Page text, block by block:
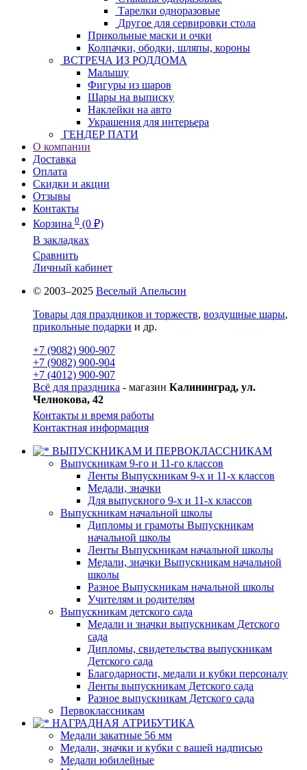
Тарелки одноразовые
Другое для сервировки стола
Прикольные маски и очки
Колпачки, ободки, шляпы, короны
ВСТРЕЧА ИЗ РОДДОМА
Малышу
Фигуры из шаров
Шары на выписку
Наклейки на авто
Украшения для интерьера
ГЕНДЕР ПАТИ
О компании
Доставка
Оплата
Скидки и акции
Отзывы
Контакты
Корзина 0 (0 ₽)
В закладках
Сравнить
Личный кабинет
© 2003–2025 Веселый Апельсин
Товары для праздников и торжеств, воздушные шары,
прикольные подарки и др.
+7 (9082) 900-907
+7 (9082) 900-904
+7 (4012) 900-907
Всё для праздника - магазин Калининград, ул.
Челнокова, 42
Контакты и время работы
Контактная информация
ВЫПУСКНИКАМ И ПЕРВОКЛАССНИКАМ
Выпускникам 9-го и 11-го классов
Ленты Выпускникам 9-х и 11-х классов
Медали, значки
Для выпускного 9-х и 11-х классов
Выпускникам начальной школы
Дипломы и грамоты Выпускникам
начальной школы
Ленты Выпускникам начальной школы
Медали, значки Выпускникам начальной
школы
Разное Выпускникам начальной школы
Учителям и родителям
Выпускникам детского сада
Медали и значки выпускникам Детского
сада
Дипломы, свидетельства выпускникам
Детского сада
Благодарности, медали и кубки персоналу
Ленты выпускникам Детского сада
Разное выпускникам Детского сада
Первоклассникам
НАГРАДНАЯ АТРИБУТИКА
Медали закатные 56 мм
Медали, значки и кубки с вашей надписью
Медали юбилейные